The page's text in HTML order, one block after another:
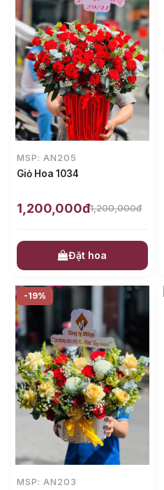
MSP: AN205
Giỏ Hoa 1034
1,200,000đ1,200,000đ
Đặt hoa
-19%
MSP: AN203